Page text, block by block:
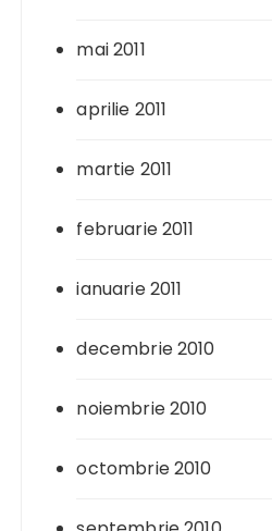
mai 2011
aprilie 2011
martie 2011
februarie 2011
ianuarie 2011
decembrie 2010
noiembrie 2010
octombrie 2010